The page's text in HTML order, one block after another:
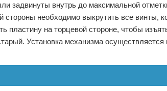
задвинуты внутрь до максимальной
стороны необходимо выкрутить все винты,
пластину на торцевой стороне, чтобы
Установка механизма осуществляется